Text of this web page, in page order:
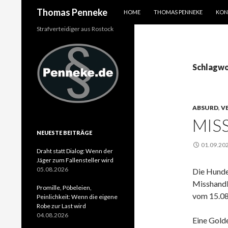
Thomas Penneke
HOME
THOMAS PENNEKE
ABSURD,
Die
vom
Eine
Strafverteidiger aus Rostock
NEUESTE BEITRÄGE
Draht statt Dialog: Wenn der
Jäger zum Fallensteller wird
05.08.2026
Promille, Pöbeleien,
Peinlichkeit: Wenn die eigene
Robe zur Last wird
04.08.2026